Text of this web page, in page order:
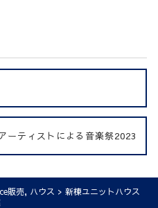
ーティストによる音楽祭2023
販売, ハウス > 新棟ユニットハウス